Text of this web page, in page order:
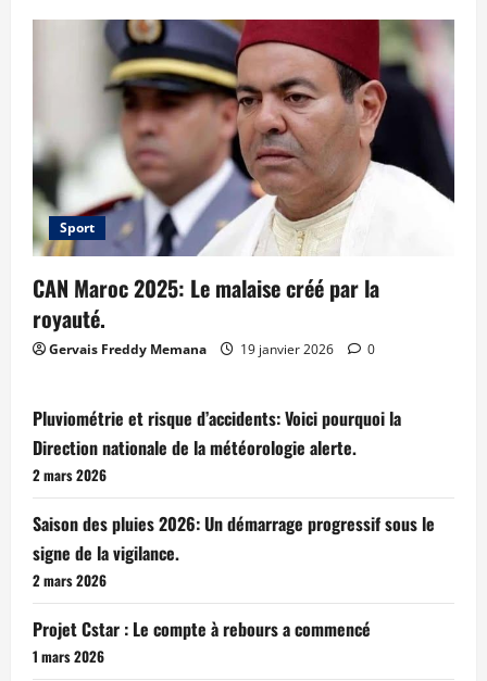
Sport
CAN Maroc 2025: Le malaise créé par la
royauté.
Gervais Freddy Memana 19 janvier 2026 0
Pluviométrie et risque d’accidents: Voici pourquoi la
Direction nationale de la météorologie alerte.
2 mars 2026
Saison des pluies 2026: Un démarrage progressif sous le
signe de la vigilance.
2 mars 2026
Projet Cstar : Le compte à rebours a commencé
1 mars 2026